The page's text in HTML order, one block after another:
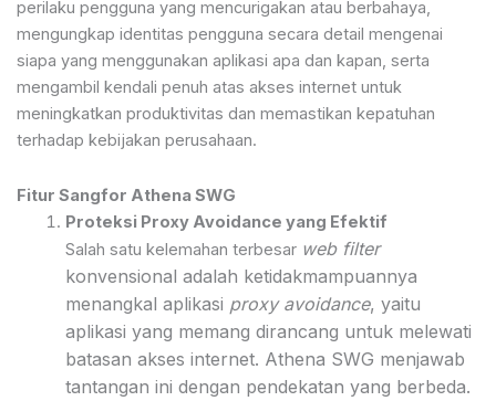
perilaku pengguna yang mencurigakan atau berbahaya,
mengungkap identitas pengguna secara detail mengenai
siapa yang menggunakan aplikasi apa dan kapan, serta
mengambil kendali penuh atas akses internet untuk
meningkatkan produktivitas dan memastikan kepatuhan
terhadap kebijakan perusahaan.
Fitur Sangfor Athena SWG
Proteksi Proxy Avoidance yang Efektif
Salah satu kelemahan terbesar web filter
konvensional adalah ketidakmampuannya
menangkal aplikasi proxy avoidance, yaitu
aplikasi yang memang dirancang untuk melewati
batasan akses internet. Athena SWG menjawab
tantangan ini dengan pendekatan yang berbeda.